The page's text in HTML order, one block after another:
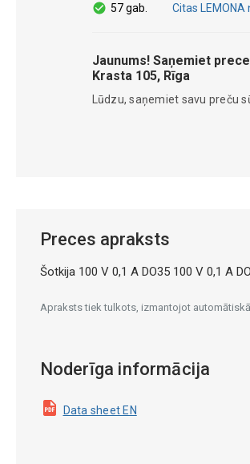
57 gab.
Citas LEMONA
Jaunums! Saņemiet
Krasta 105, Rīga
Lūdzu, saņemiet savu preču
Preces apraksts
Šotkija 100 V 0,1 A DO35 100 V 0,1 A
Apraksts tiek tulkots, izmantojot
Noderīga informācija
Data sheet EN